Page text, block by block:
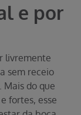
e por
livremente
sem receio
do que
fortes, esse